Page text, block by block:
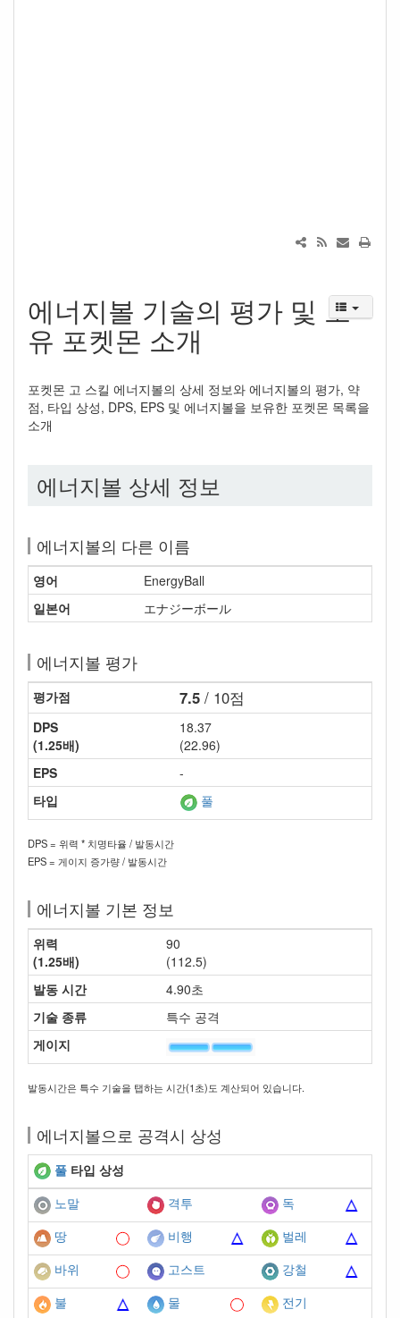
에너지볼 기술의 평가 및 보
유 포켓몬 소개
포켓몬 고 스킬 에너지볼의 상세 정보와 에너지볼의 평가, 약
점, 타입 상성, DPS, EPS 및 에너지볼을 보유한 포켓몬 목록을
소개
에너지볼 상세 정보
에너지볼의 다른 이름
영어
EnergyBall
일본어
エナジーボール
에너지볼 평가
평가점 7.5 / 10점
DPS
(1.25배)
18.37
(22.96)
EPS
-
타입
풀
DPS = 위력 * 치명타율 / 발동시간
EPS = 게이지 증가량 / 발동시간
에너지볼 기본 정보
위력
(1.25배)
90
(112.5)
발동 시간
4.90초
기술 종류
특수 공격
게이지
발동시간은 특수 기술을 탭하는 시간(1초)도 계산되어 있습니다.
에너지볼으로 공격시 상성
풀 타입 상성
노말
격투
독
땅
비행
벌레
바위
고스트
강철
불
물 전기